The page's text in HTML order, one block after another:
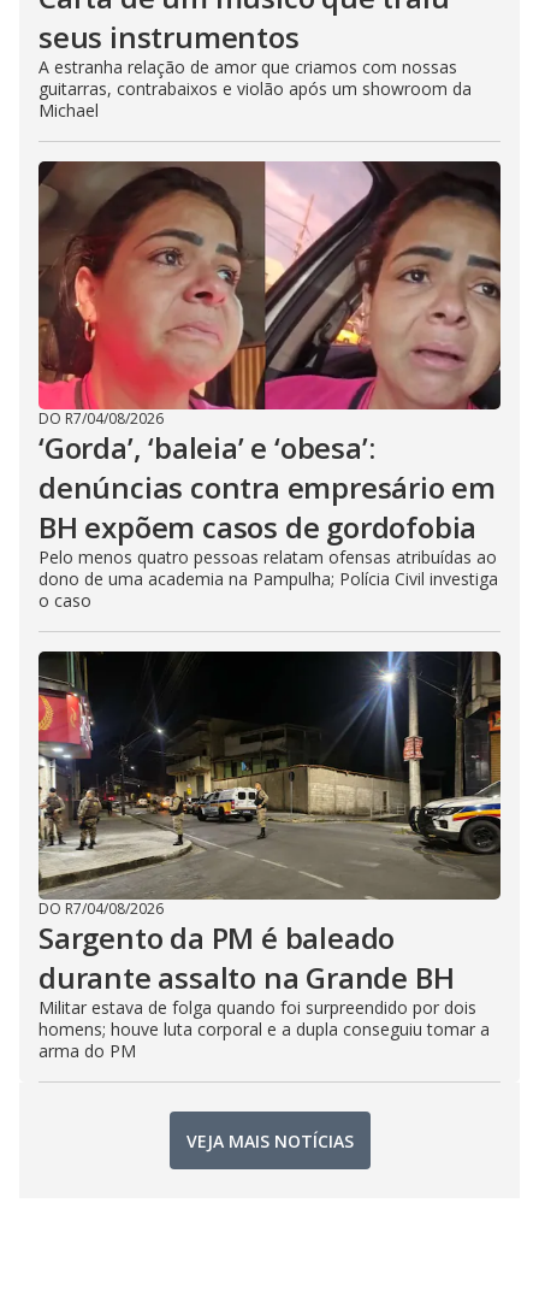
seus instrumentos
A estranha relação de amor que criamos com nossas
guitarras, contrabaixos e violão após um showroom da
Michael
DO R7/04/08/2026
‘Gorda’, ‘baleia’ e ‘obesa’:
denúncias contra empresário em
BH expõem casos de gordofobia
Pelo menos quatro pessoas relatam ofensas atribuídas ao
dono de uma academia na Pampulha; Polícia Civil investiga
o caso
DO R7/04/08/2026
Sargento da PM é baleado
durante assalto na Grande BH
Militar estava de folga quando foi surpreendido por dois
homens; houve luta corporal e a dupla conseguiu tomar a
arma do PM
VEJA MAIS NOTÍCIAS